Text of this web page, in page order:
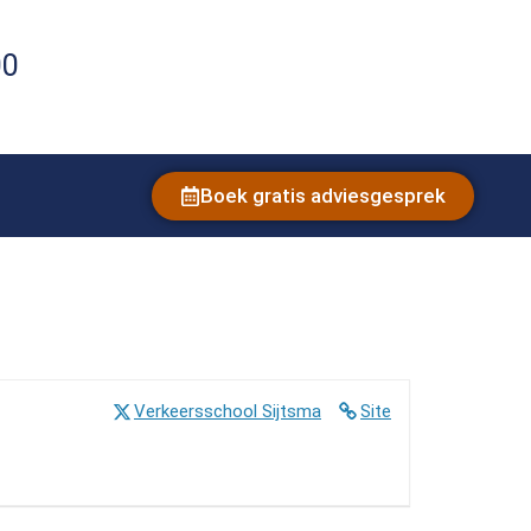
Boek gratis adviesgesprek
Site
Verkeersschool Sijtsma